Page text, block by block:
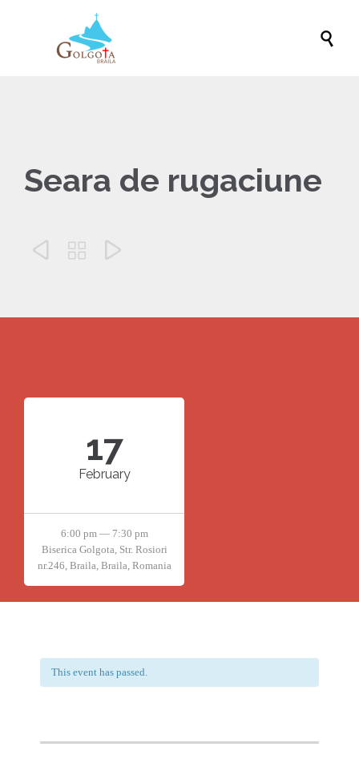

Seara de rugaciune
  
17
February
6:00 pm — 7:30 pm
Biserica Golgota, Str. Rosiori
nr.246, Braila, Braila, Romania
This event has passed.